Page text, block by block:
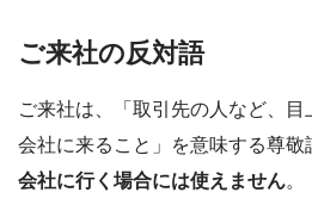
ご来社の反対語
ご来社は、「取引先の人など、
会社に来ること」を意味する尊敬
会社に行く場合には使えません。